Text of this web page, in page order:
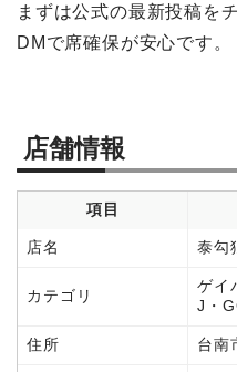
まずは公式の最新投稿を
DMで席確保が安心です。
店舗情報
項目
店名 泰勾
カテゴリ
ゲイ
J・
住所 台南